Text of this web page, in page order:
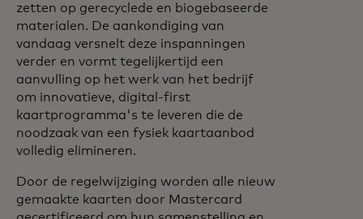
zetten op gerecyclede en biogebaseerde
materialen. De aankondiging van
vandaag versnelt deze inspanningen
verder en vormt tegelijkertijd een
aanvulling op het werk van het bedrijf
om innovatieve, digital-first
kaartprogramma's te leveren die de
noodzaak van een fysiek kaartaanbod
volledig elimineren.
Door de regelwijziging worden alle nieuw
gemaakte kaarten door Mastercard